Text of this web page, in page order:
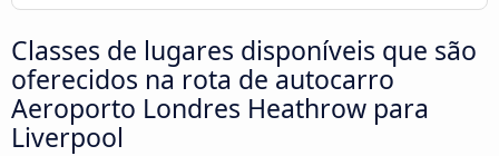
Classes de lugares disponíveis que são
oferecidos na rota de autocarro
Aeroporto Londres Heathrow para
Liverpool